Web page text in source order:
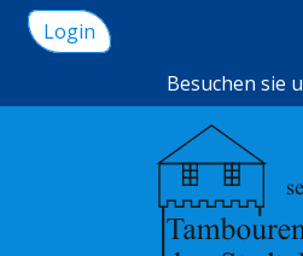
Login
Besuchen sie